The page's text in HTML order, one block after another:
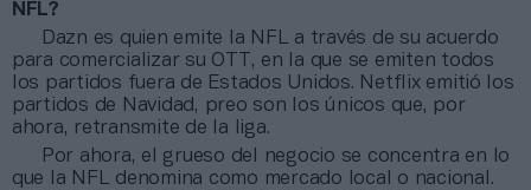
NFL?
Dazn es quien emite la NFL a través de su acuerdo
para comercializar su OTT, en la que se emiten todos
los partidos fuera de Estados Unidos. Netflix emitió los
partidos de Navidad, preo son los únicos que, por
ahora, retransmite de la liga.
Por ahora, el grueso del negocio se concentra en lo
que la NFL denomina como mercado local o nacional.